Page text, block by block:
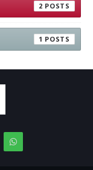
2
1